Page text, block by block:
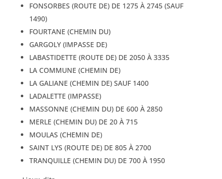
FONSORBES (ROUTE DE) DE 1275 À 2745 (SAUF
1490)
FOURTANE (CHEMIN DU)
GARGOLY (IMPASSE DE)
LABASTIDETTE (ROUTE DE) DE 2050 À 3335
LA COMMUNE (CHEMIN DE)
LA GALIANE (CHEMIN DE) SAUF 1400
LADALETTE (IMPASSE)
MASSONNE (CHEMIN DU) DE 600 À 2850
MERLE (CHEMIN DU) DE 20 À 715
MOULAS (CHEMIN DE)
SAINT LYS (ROUTE DE) DE 805 À 2700
TRANQUILLE (CHEMIN DU) DE 700 À 1950